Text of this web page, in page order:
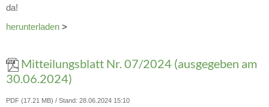
da!
herunterladen >
Mitteilungsblatt Nr. 07/2024 (ausgegeben am
30.06.2024)
PDF (17.21 MB) Stand: 28.06.2024 15:10